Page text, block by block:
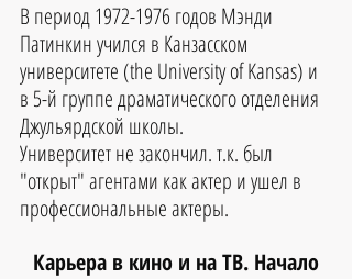
В период 1972-1976 годов Мэнди
Патинкин учился в Канзасском
университете (the University of Kansas) и
в 5-й группе драматического отделения
Джульярдской школы.
Университет не закончил. т.к. был
"открыт" агентами как актер и ушел в
профессиональные актеры.
Карьера в кино и на ТВ. Начало